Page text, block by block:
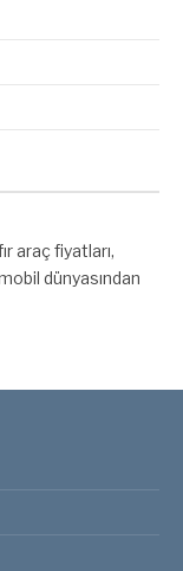
araç fiyatları,
dünyasından